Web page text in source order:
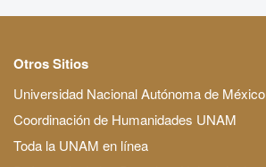
Otros Sitios
Universidad Nacional Autónoma de México
Coordinación de Humanidades UNAM
Toda la UNAM en línea